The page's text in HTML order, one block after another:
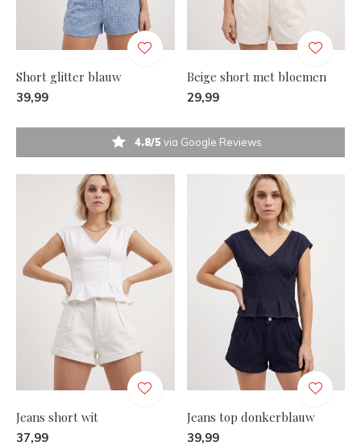
Short glitter blauw
39,99
Beige short met bloemen
29,99
4.8/5via Google Reviews
Jeans short wit
37,99
Jeans top donkerblauw
39,99